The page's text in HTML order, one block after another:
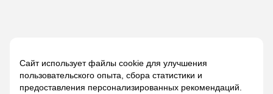
Сайт использует файлы cookie для улучшения
пользовательского опыта, сбора статистики и
предоставления персонализированных рекомендаций.